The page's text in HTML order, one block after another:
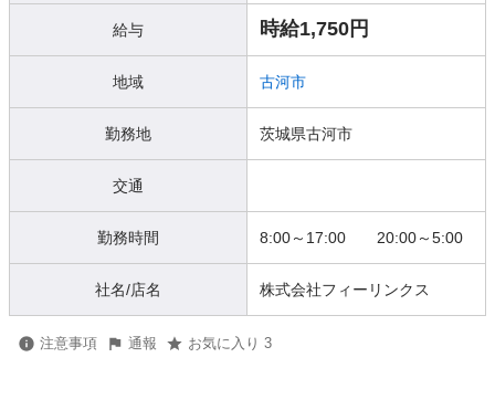
給与 時給1,750円
地域 古河市
勤務地 茨城県古河市
交通
勤務時間 8:00～17:00 20:00～5:00
社名/店名 株式会社フィーリンクス
注意事項 通報 お気に入り 3